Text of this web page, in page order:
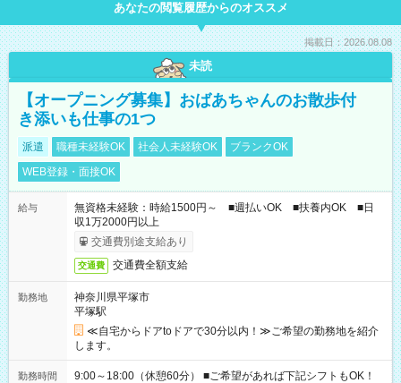
あなたの閲覧履歴からのオススメ
掲載日：2026.08.08
未読
【オープニング募集】おばあちゃんのお散歩付
き添いも仕事の1つ
派遣 職種未経験OK 社会人未経験OK
ブランクOK
WEB登録・面接OK
給与
無資格未経験：時給1500円～ ■週払いOK ■扶養内OK ■日
収1万2000円以上
交通費別途支給あり
交通費 交通費全額支給
勤務地
神奈川県平塚市
平塚駅
≪自宅からドアtoドアで30分以内！≫ご希望の勤務地を紹介
します。
勤務時間
9:00～18:00（休憩60分） ■ご希望があれば下記シフトもOK！